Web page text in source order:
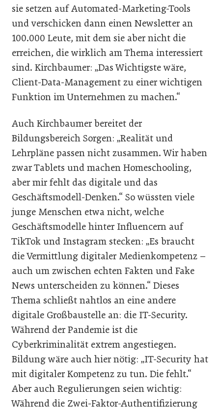
sie setzen auf Automated-Marketing-Tools
und verschicken dann einen Newsletter an
100.000 Leute, mit dem sie aber nicht die
erreichen, die wirklich am Thema interessiert
sind. Kirchbaumer: „Das Wichtigste wäre,
Client-Data-Management zu einer wichtigen
Funktion im Unternehmen zu machen.“
Auch Kirchbaumer bereitet der
Bildungsbereich Sorgen: „Realität und
Lehrpläne passen nicht zusammen. Wir haben
zwar Tablets und machen Homeschooling,
aber mir fehlt das digitale und das
Geschäftsmodell-Denken.“ So wüssten viele
junge Menschen etwa nicht, welche
Geschäftsmodelle hinter Influencern auf
TikTok und Instagram stecken: „Es braucht
die Vermittlung digitaler Medienkompetenz –
auch um zwischen echten Fakten und Fake
News unterscheiden zu können.“ Dieses
Thema schließt nahtlos an eine andere
digitale Großbaustelle an: die IT-Security.
Während der Pandemie ist die
Cyberkriminalität extrem angestiegen.
Bildung wäre auch hier nötig: „IT-Security hat
mit digitaler Kompetenz zu tun. Die fehlt.“
Aber auch Regulierungen seien wichtig:
Während die Zwei-Faktor-Authentifizierung